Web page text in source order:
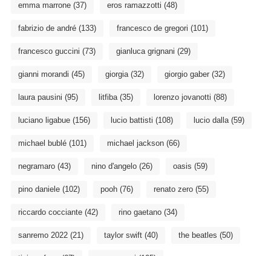
emma marrone(37) eros ramazzotti (48)
fabrizio de andré(133) francesco de gregori (101)
francesco guccini (73) gianluca grignani (29)
gianni morandi (45) giorgia(32) giorgio gaber(32)
laura pausini (95) litfiba(35) lorenzo jovanotti (88)
luciano ligabue(156) lucio battisti (108) lucio dalla(59)
michael bublé(101) michael jackson(66)
negramaro(43) nino d'angelo(26) oasis (59)
pino daniele(102) pooh(76) renato zero(55)
riccardo cocciante(42) rino gaetano(34)
sanremo 2022(21) taylor swift(40) the beatles (50)